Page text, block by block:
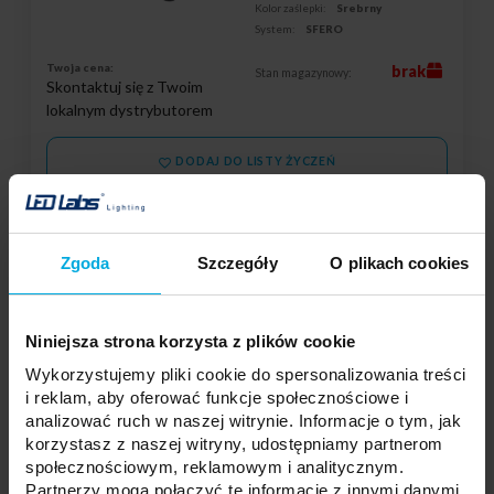
Zgoda Szczegóły O plikach cookies
Niniejsza strona korzysta z plików cookie
Wykorzystujemy pliki cookie do spersonalizowania treści
i reklam, aby oferować funkcje społecznościowe i
analizować ruch w naszej witrynie. Informacje o tym, jak
korzystasz z naszej witryny, udostępniamy partnerom
społecznościowym, reklamowym i analitycznym.
Partnerzy mogą połączyć te informacje z innymi danymi
Kolor zaślepki:
Srebrny
System:
SFERO
Twoja cena:
Skontaktuj się z Twoim
lokalnym dystrybutorem
Stan magazynowy: brak
DODAJ DO LISTY ŻYCZEŃ
Kraków, Polska | Kontakt:
info@led-labs.pl
Zaślepka ALU LUMINES SFERO MS3
czarna anodowana KPL14-2029-31
Materiał zaślepki:
Aluminium
Kształt zaślepki:
Bez otworu
Kształt zaślepki:
SFERO MS3
Kolor zaślepki:
Czarny
System:
SFERO